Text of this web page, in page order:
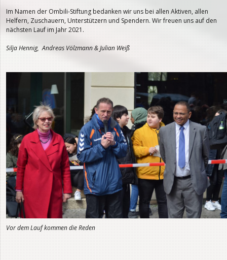
Im Namen der Ombili-Stiftung bedanken wir uns bei allen Aktiven, allen
Helfern, Zuschauern, Unterstützern und Spendern. Wir freuen uns auf den
nächsten Lauf im Jahr 2021.
Silja Hennig, Andreas Völzmann & Julian Weiß
Vor dem Lauf kommen die Reden